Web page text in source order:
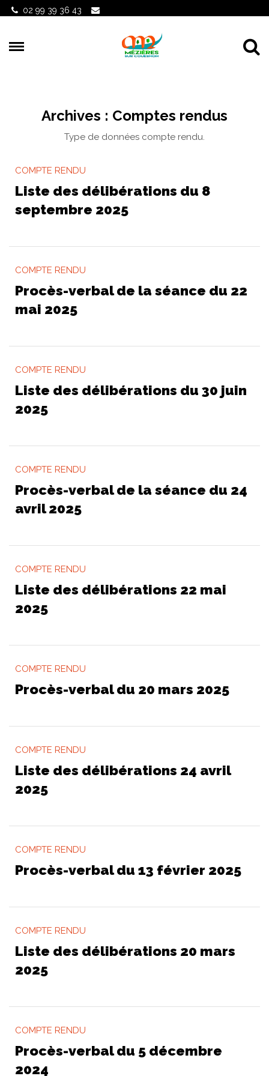
Gestion des traceurs
02 99 39 36 43
Archives : Comptes rendus
Type de données compte rendu.
COMPTE RENDU
Liste des délibérations du 8
septembre 2025
COMPTE RENDU
Procès-verbal de la séance du 22
mai 2025
COMPTE RENDU
Liste des délibérations du 30 juin
2025
COMPTE RENDU
Procès-verbal de la séance du 24
avril 2025
COMPTE RENDU
Liste des délibérations 22 mai
2025
COMPTE RENDU
Procès-verbal du 20 mars 2025
COMPTE RENDU
Liste des délibérations 24 avril
2025
COMPTE RENDU
Procès-verbal du 13 février 2025
COMPTE RENDU
Liste des délibérations 20 mars
2025
COMPTE RENDU
Procès-verbal du 5 décembre
2024